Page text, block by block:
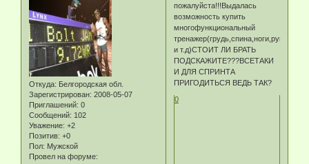
Откуда: Белгородская обл.
Зарегистрирован: 2008-05-07
Приглашений: 0
Сообщений: 102
Уважение: +2
Позитив: +0
Пол: Мужской
Провел на форуме:
пожалуйста!!!Выдалась
возможность купить
многофункциональный
тренажер(грудь,спина,ноги,руки
и т.д)СТОИТ ЛИ БРАТЬ
ПОДСКАЖИТЕ???ВСЕТАКИ
И ДЛЯ СПРИНТА
ПРИГОДИТЬСЯ ВЕДЬ ТАК?
0